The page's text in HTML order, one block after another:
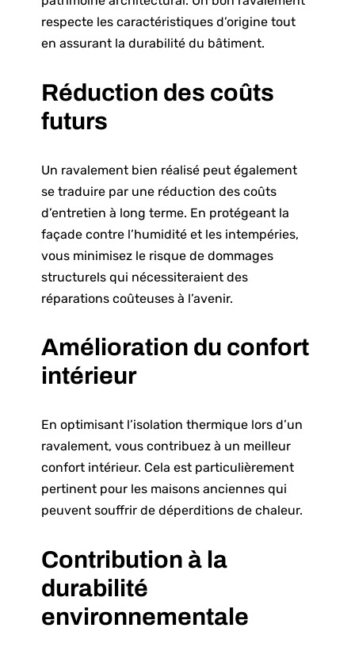
respecte les caractéristiques d’origine tout
en assurant la durabilité du bâtiment.
Réduction des coûts
futurs
Un ravalement bien réalisé peut également
se traduire par une réduction des coûts
d’entretien à long terme. En protégeant la
façade contre l’humidité et les intempéries,
vous minimisez le risque de dommages
structurels qui nécessiteraient des
réparations coûteuses à l’avenir.
Amélioration du confort
intérieur
En optimisant l’isolation thermique lors d’un
ravalement, vous contribuez à un meilleur
confort intérieur. Cela est particulièrement
pertinent pour les maisons anciennes qui
peuvent souffrir de déperditions de chaleur.
Contribution à la
durabilité
environnementale